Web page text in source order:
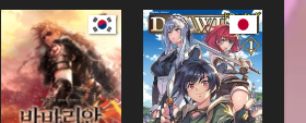
ตอนที่ 105
พฤศจิกายน 21, 2022
ตอนที่ 103
พฤศจิกายน 21, 2022